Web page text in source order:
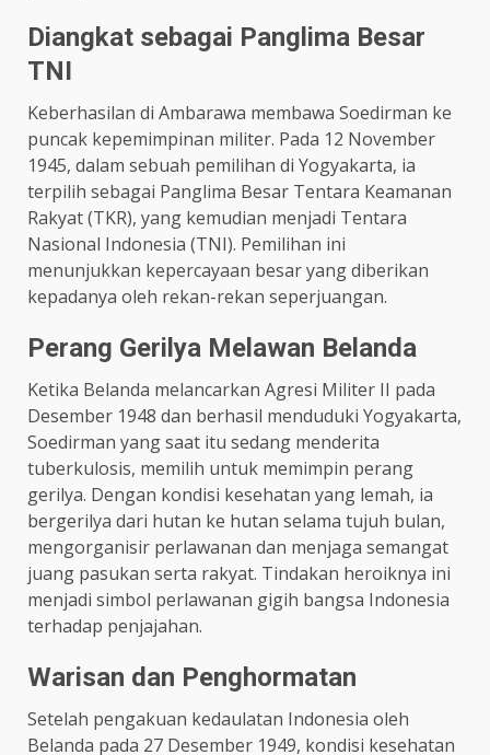
Diangkat sebagai Panglima Besar
TNI
Keberhasilan di Ambarawa membawa Soedirman ke
puncak kepemimpinan militer. Pada 12 November
1945, dalam sebuah pemilihan di Yogyakarta, ia
terpilih sebagai Panglima Besar Tentara Keamanan
Rakyat (TKR), yang kemudian menjadi Tentara
Nasional Indonesia (TNI). Pemilihan ini
menunjukkan kepercayaan besar yang diberikan
kepadanya oleh rekan-rekan seperjuangan. ​
Perang Gerilya Melawan Belanda
Ketika Belanda melancarkan Agresi Militer II pada
Desember 1948 dan berhasil menduduki Yogyakarta,
Soedirman yang saat itu sedang menderita
tuberkulosis, memilih untuk memimpin perang
gerilya. Dengan kondisi kesehatan yang lemah, ia
bergerilya dari hutan ke hutan selama tujuh bulan,
mengorganisir perlawanan dan menjaga semangat
juang pasukan serta rakyat. Tindakan heroiknya ini
menjadi simbol perlawanan gigih bangsa Indonesia
terhadap penjajahan. ​
Warisan dan Penghormatan
Setelah pengakuan kedaulatan Indonesia oleh
Belanda pada 27 Desember 1949, kondisi kesehatan